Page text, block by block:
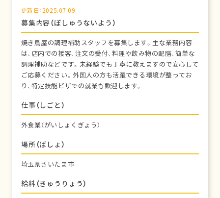
更新日：2025.07.09
募集内容（ぼしゅうないよう）
焼き鳥屋の調理補助スタッフを募集します。主な業務内容
は、店内での接客、注文の受付、料理や飲み物の配膳、簡単な
調理補助などです。未経験でも丁寧に教えますので安心して
ご応募ください。外国人の方も活躍できる環境が整ってお
り、特定技能ビザでの就業も歓迎します。
仕事（しごと）
外食業（がいしょくぎょう）
場所（ばしょ）
埼玉県さいたま市
給料（きゅうりょう）